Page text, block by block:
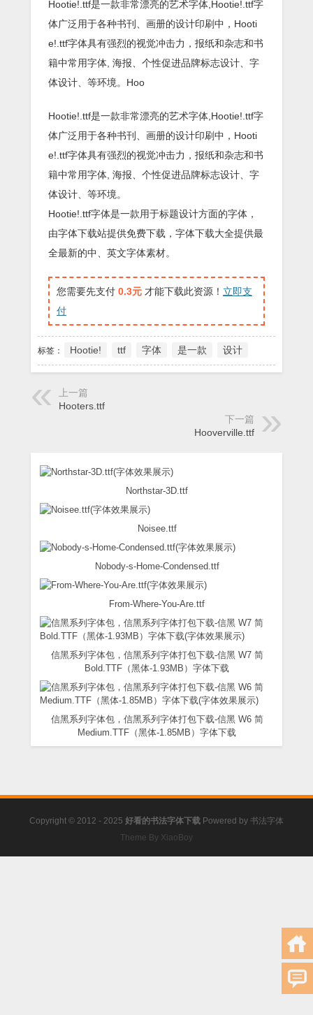
Hootie!.ttf是一款非常漂亮的艺术字体,Hootie!.ttf字
体广泛用于各种书刊、画册的设计印刷中，Hooti
e!.ttf字体具有强烈的视觉冲击力，报纸和杂志和书
籍中常用字体, 海报、个性促进品牌标志设计、字
体设计、等环境。Hoo
Hootie!.ttf是一款非常漂亮的艺术字体,Hootie!.ttf字
体广泛用于各种书刊、画册的设计印刷中，Hooti
e!.ttf字体具有强烈的视觉冲击力，报纸和杂志和书
籍中常用字体, 海报、个性促进品牌标志设计、字
体设计、等环境。
Hootie!.ttf字体是一款用于标题设计方面的字体，
由字体下载站提供免费下载，字体下载大全提供最
全最新的中、英文字体素材。
您需要先支付 0.3元 才能下载此资源！ 立即支
付
标签： Hootie! ttf 字体 是一款 设计
上一篇
Hooters.ttf
下一篇
Hooverville.ttf
Northstar-3D.ttf
Noisee.ttf
Nobody-s-Home-Condensed.ttf
From-Where-You-Are.ttf
信黑系列字体包，信黑系列字体打包下载-信黑 W7 简
Bold.TTF（黑体-1.93MB）字体下载
信黑系列字体包，信黑系列字体打包下载-信黑 W6 简
Medium.TTF（黑体-1.85MB）字体下载
Copyright © 2012 - 2025 好看的书法字体下载 Powered by 书法字体
Theme By XiaoBoy